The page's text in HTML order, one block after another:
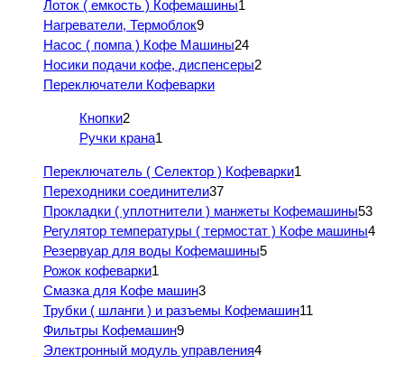
Лоток ( емкость ) Кофемашины1
Нагреватели, Термоблок9
Насос ( помпа ) Кофе Машины24
Носики подачи кофе, диспенсеры2
Переключатели Кофеварки
Кнопки2
Ручки крана1
Переключатель ( Селектор ) Кофеварки1
Переходники соединители37
Прокладки ( уплотнители ) манжеты Кофемашины53
Регулятор температуры ( термостат ) Кофе машины4
Резервуар для воды Кофемашины5
Рожок кофеварки1
Смазка для Кофе машин3
Трубки ( шланги ) и разъемы Кофемашин11
Фильтры Кофемашин9
Электронный модуль управления4